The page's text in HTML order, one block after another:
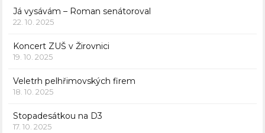
Já vysávám – Roman senátoroval
22. 10. 2025
Koncert ZUŠ v Žirovnici
19. 10. 2025
Veletrh pelhřimovských firem
18. 10. 2025
Stopadesátkou na D3
17. 10. 2025